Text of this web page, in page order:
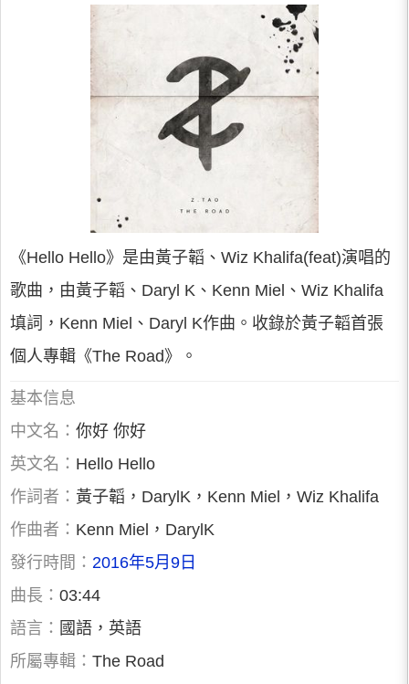
《Hello Hello》是由黃子韜、Wiz Khalifa(feat)演唱的
歌曲，由黃子韜、Daryl K、Kenn Miel、Wiz Khalifa
填詞，Kenn Miel、Daryl K作曲。收錄於黃子韜首張
個人專輯《The Road》。
基本信息
中文名： 你好 你好
英文名： Hello Hello
作詞者： 黃子韜，DarylK，Kenn Miel，Wiz Khalifa
作曲者： Kenn Miel，DarylK
發行時間： 2016年5月9日
曲長： 03:44
語言： 國語，英語
所屬專輯： The Road